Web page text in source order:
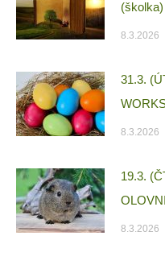
(školka)
8.3.2026
31.3.
8.3.2026
19.3.
8.3.2026